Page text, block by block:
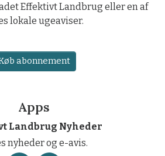
Effektivt Landbrug eller en af
lokale ugeaviser.
abonnement
Apps
Landbrug Nyheder
nyheder og e-avis.